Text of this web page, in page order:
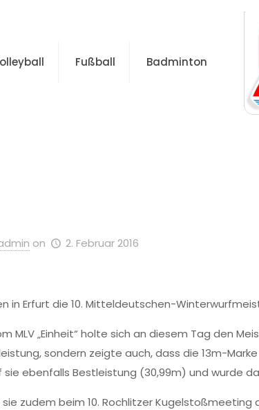
Fußball Badminton
on 2. Februar 2016
in Erfurt die 10. Mitteldeutschen-
MLV „Einheit“ holte sich an diesem Tag den
sondern zeigte auch, dass die 13m-
sie ebenfalls Bestleistung (30,99m) und wurde
zudem beim 10. Rochlitzer Kugelstoßmeeting